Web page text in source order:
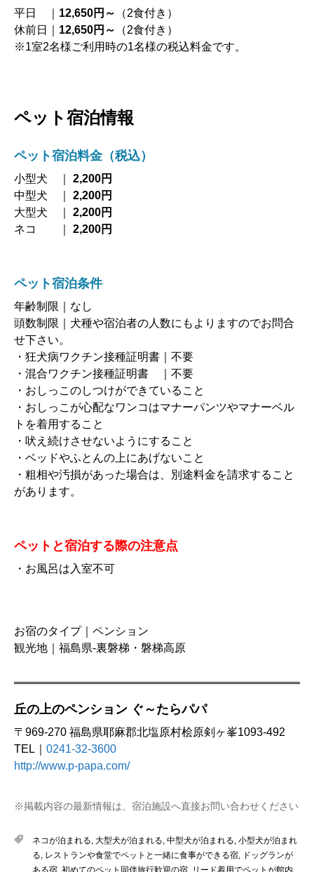
平日 ｜ 12,650円～
（2食付き）
休前日｜ 12,650円～
（2食付き）
※1室2名様ご利用時の1名様の税込料金です。
ペット宿泊情報
ペット宿泊料金（税込）
小型犬 ｜ 2,200円
中型犬 ｜ 2,200円
大型犬 ｜ 2,200円
ネコ ｜ 2,200円
ペット宿泊条件
年齢制限｜なし
頭数制限｜犬種や宿泊者の人数にもよりますのでお問合
せ下さい。
・狂犬病ワクチン接種証明書｜不要
・混合ワクチン接種証明書 ｜不要
・おしっこのしつけができていること
・おしっこが心配なワンコはマナーパンツやマナーベル
トを着用すること
・吠え続けさせないようにすること
・ベッドやふとんの上にあげないこと
・粗相や汚損があった場合は、別途料金を請求すること
があります。
ペットと宿泊する際の注意点
・お風呂は入室不可
お宿のタイプ｜ペンション
観光地｜福島県-裏磐梯・磐梯高原
丘の上のペンション ぐ～たらパパ
〒969-270 福島県耶麻郡北塩原村桧原剣ヶ峯1093-492
TEL｜ 0241-32-3600
http://www.p-papa.com/
※掲載内容の最新情報は、宿泊施設へ直接お問い合わせください
ネコが泊まれる, 大型犬が泊まれる, 中型犬が泊まれる, 小型犬が泊まれ
る, レストランや食堂でペットと一緒に食事ができる宿, ドッグランが
ある宿 初めてのペット同伴旅行歓迎の宿 リード着用でペットが館内